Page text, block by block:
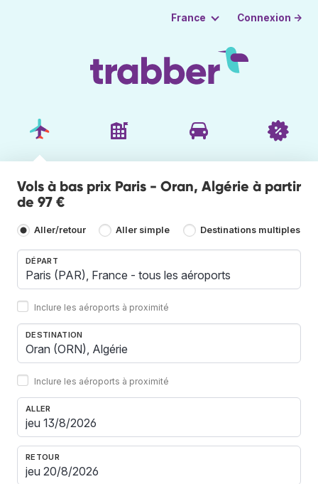
France Connexion →
Vols à bas prix Paris - Oran, Algérie à partir
de 97 €
Aller/retour Aller simple Destinations multiples
DÉPART
Inclure les aéroports à proximité
DESTINATION
Inclure les aéroports à proximité
ALLER
RETOUR